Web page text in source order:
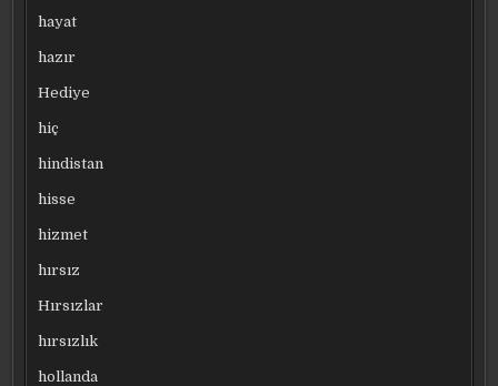
hayat
hazır
Hediye
hiç
hindistan
hisse
hizmet
hırsız
Hırsızlar
hırsızlık
hollanda